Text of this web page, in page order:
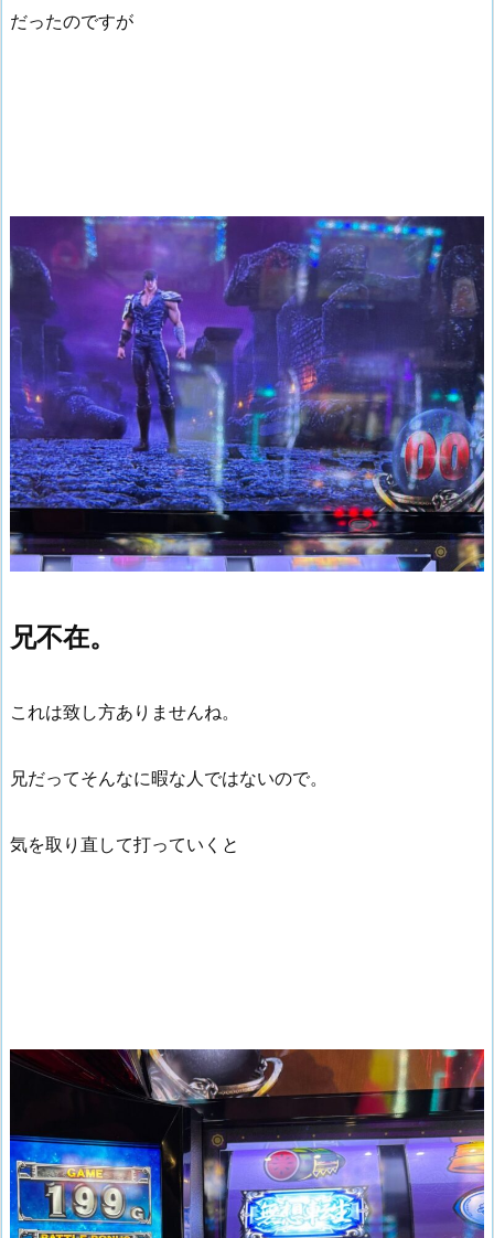
だったのですが
兄不在。
これは致し方ありませんね。
兄だってそんなに暇な人ではないので。
気を取り直して打っていくと